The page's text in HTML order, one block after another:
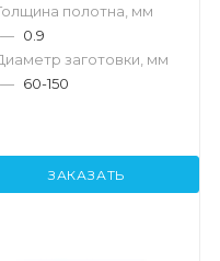
полотна, мм
— 0.9
заготовки, мм
— 60-150
ЗАКАЗАТЬ